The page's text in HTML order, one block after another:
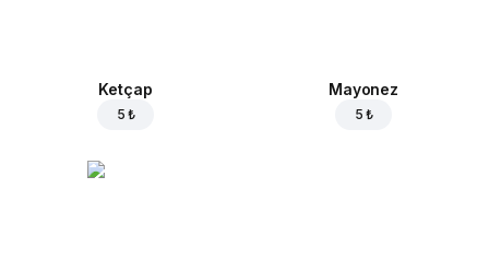
Ketçap
5 ₺
Mayonez
5 ₺